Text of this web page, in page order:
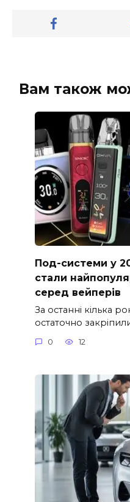
Вам також
Под-системи у
стали
серед вейперів
За останні кілька
остаточно
0 12